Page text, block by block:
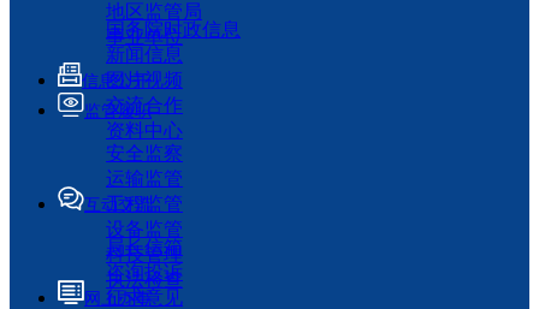
地区监管局
事业单位
国务院时政信息
新闻信息
图片视频
交流合作
资料中心
信息公开
监管履职
安全监察
运输监管
工程监管
设备监管
科技管理
执法检查
互动交流
局长信箱
咨询投诉
征求意见
网上办事